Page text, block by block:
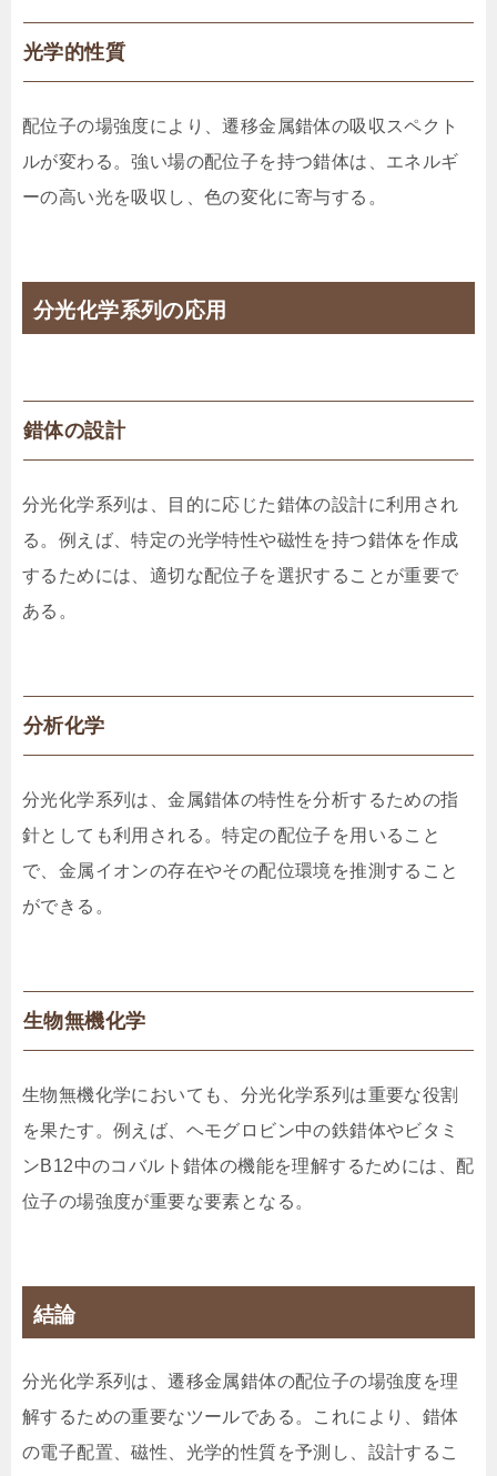
光学的性質
配位子の場強度により、遷移金属錯体の吸収スペクト
ルが変わる。強い場の配位子を持つ錯体は、エネルギ
ーの高い光を吸収し、色の変化に寄与する。
分光化学系列の応用
錯体の設計
分光化学系列は、目的に応じた錯体の設計に利用され
る。例えば、特定の光学特性や磁性を持つ錯体を作成
するためには、適切な配位子を選択することが重要で
ある。
分析化学
分光化学系列は、金属錯体の特性を分析するための指
針としても利用される。特定の配位子を用いること
で、金属イオンの存在やその配位環境を推測すること
ができる。
生物無機化学
生物無機化学においても、分光化学系列は重要な役割
を果たす。例えば、ヘモグロビン中の鉄錯体やビタミ
ンB12中のコバルト錯体の機能を理解するためには、配
位子の場強度が重要な要素となる。
結論
分光化学系列は、遷移金属錯体の配位子の場強度を理
解するための重要なツールである。これにより、錯体
の電子配置、磁性、光学的性質を予測し、設計するこ